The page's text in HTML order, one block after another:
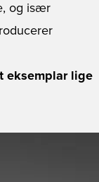
og især
eksemplar lige